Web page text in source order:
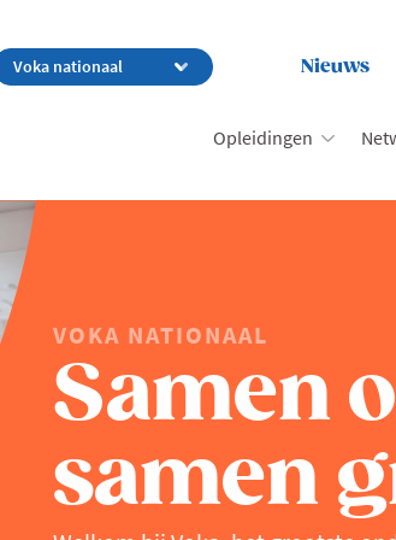
Nieuws
Opleidingen
VOKA NATIONAAL
Samen
samen